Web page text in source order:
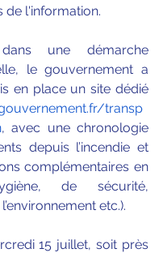
de l'information.
dans une démarche
le gouvernement a
transp
, avec une chronologie
depuis l’incendie et
complémentaires en
de sécurité,
etc.).
15 juillet, soit près